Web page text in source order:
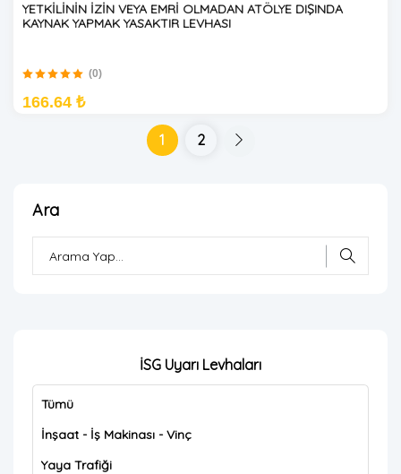
YETKİLİNİN İZİN VEYA EMRİ OLMADAN ATÖLYE DIŞINDA
KAYNAK YAPMAK YASAKTIR LEVHASI
(0)
166.64 ₺
1 2
Ara
İSG Uyarı Levhaları
Tümü
İnşaat - İş Makinası - Vinç
Yaya Trafiği